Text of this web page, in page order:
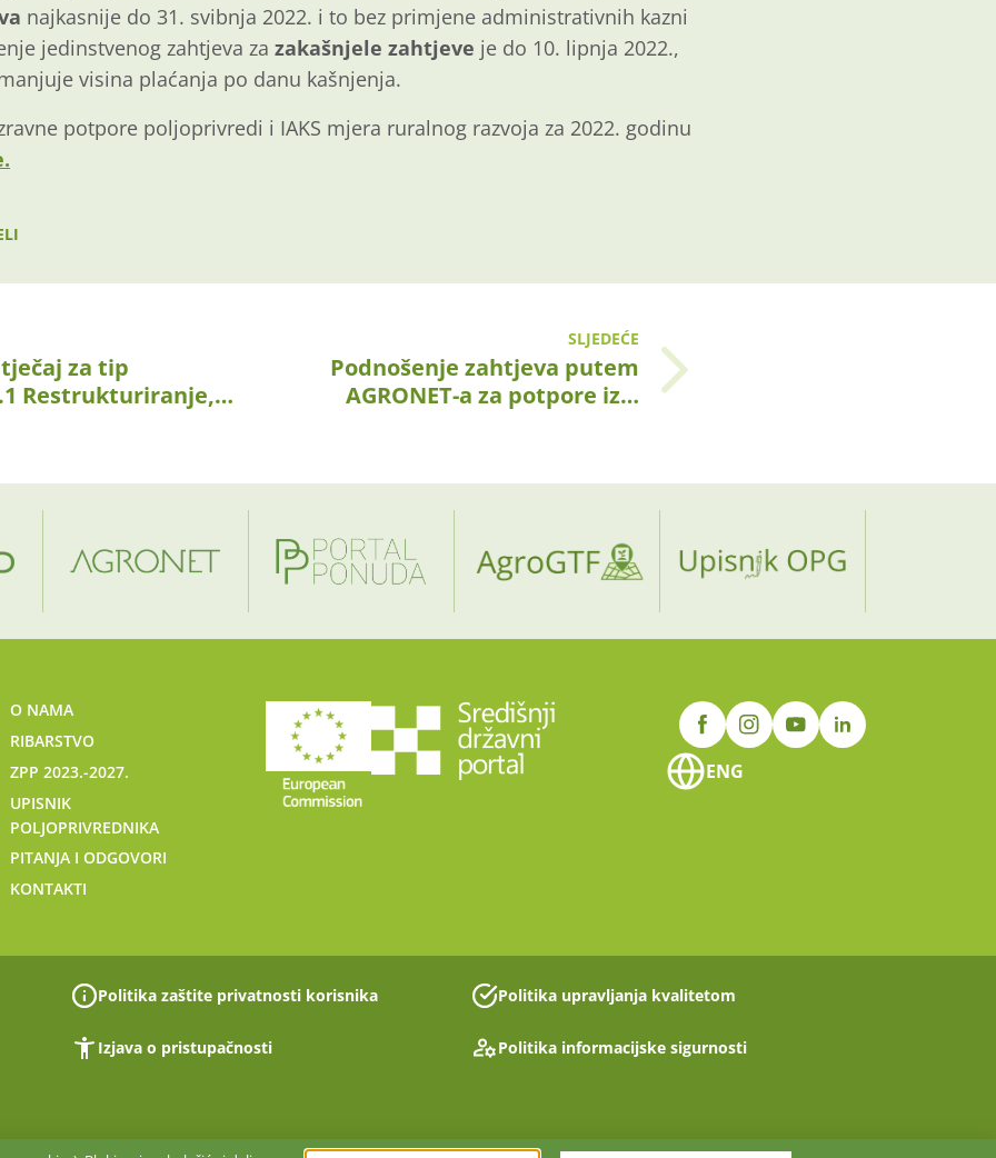
najkasnije do 31. svibnja 2022. i to bez primjene administrativnih kazni
jedinstvenog zahtjeva za zakašnjele zahtjeve je do 10. lipnja 2022.,
visina plaćanja po danu kašnjenja.
potpore poljoprivredi i IAKS mjera ruralnog razvoja za 2022. godinu
za tip
Restrukturiranje,…
SLJEDEĆE
Podnošenje zahtjeva putem
AGRONET-a za potpore iz…
O NAMA
RIBARSTVO
ZPP 2023.-2027.
UPISNIK
POLJOPRIVREDNIKA
PITANJA I ODGOVORI
KONTAKTI
ENG
Politika zaštite privatnosti korisnika Politika upravljanja kvalitetom
Izjava o pristupačnosti Politika informacijske sigurnosti